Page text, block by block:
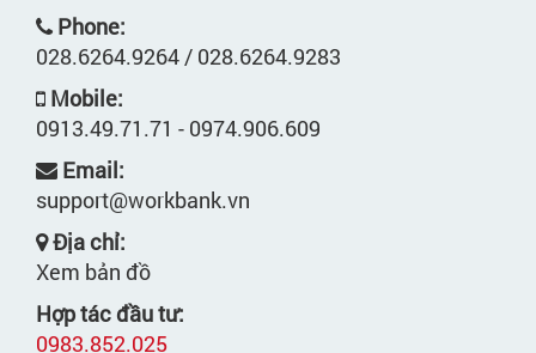
Phone:
028.6264.9264 / 028.6264.9283
Mobile:
0913.49.71.71 - 0974.906.609
Email:
support@workbank.vn
Địa chỉ:
Xem bản đồ
Hợp tác đầu tư:
0983.852.025